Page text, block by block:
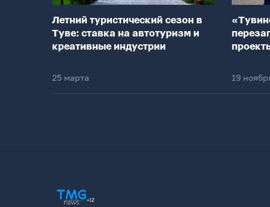
Летний туристический сезон в
Туве: ставка на автотуризм и
креативные индустрии
25 марта 19